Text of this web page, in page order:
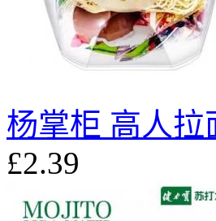
杨掌柜 高人拉
£2.39